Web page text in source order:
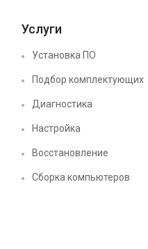
Услуги
Установка ПО
Подбор комплектующих
Диагностика
Настройка
Восстановление
Сборка компьютеров